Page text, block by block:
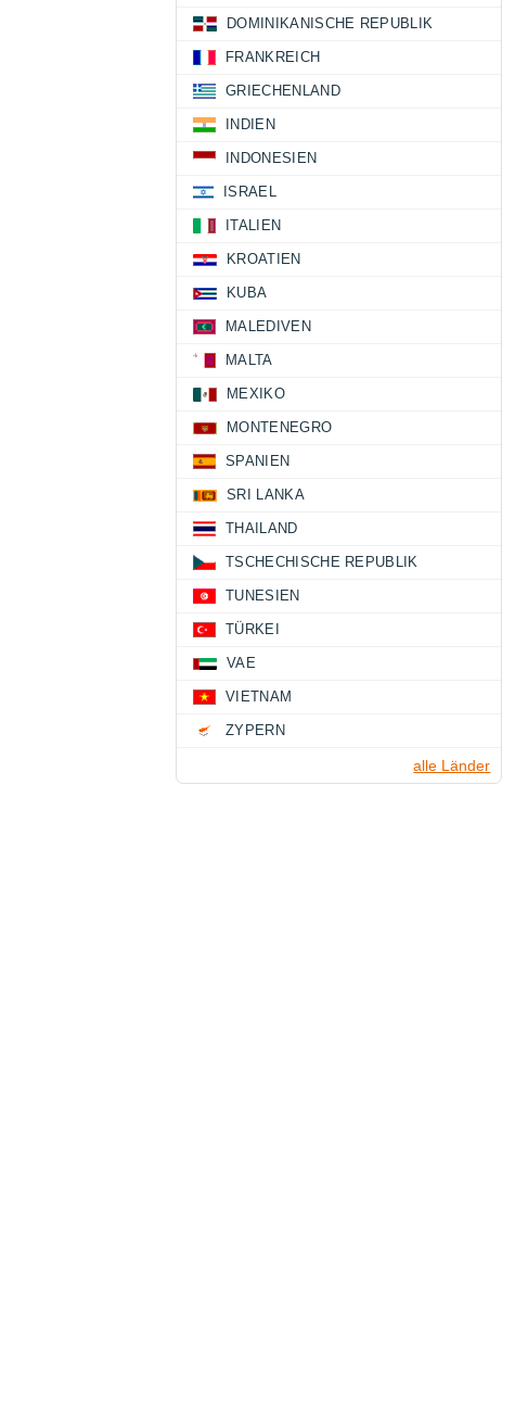
DOMINIKANISCHE REPUBLIK
FRANKREICH
GRIECHENLAND
INDIEN
INDONESIEN
ISRAEL
ITALIEN
KROATIEN
KUBA
MALEDIVEN
MALTA
MEXIKO
MONTENEGRO
SPANIEN
SRI LANKA
THAILAND
TSCHECHISCHE REPUBLIK
TUNESIEN
TÜRKEI
VAE
VIETNAM
ZYPERN
alle Länder